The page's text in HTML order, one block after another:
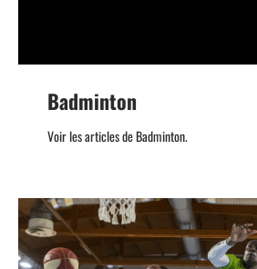
Badminton
Voir les articles de Badminton.